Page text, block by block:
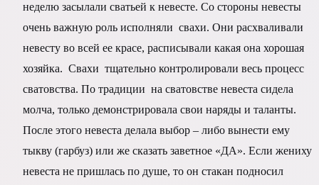
неделю засылали сватьей к невесте. Со стороны невесты
очень важную роль исполняли свахи. Они расхваливали
невесту во всей ее красе, расписывали какая она хорошая
хозяйка. Свахи тщательно контролировали весь процесс
сватовства. По традиции на сватовстве невеста сидела
молча, только демонстрировала свои наряды и таланты.
После этого невеста делала выбор – либо вынести ему
тыкву (гарбуз) или же сказать заветное «ДА». Если жениху
невеста не пришлась по душе, то он стакан подносил